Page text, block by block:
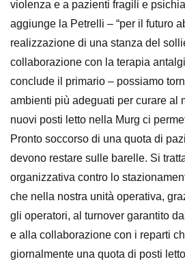
violenza e a pazienti fragili e
aggiunge la Petrelli – “per il futuro
realizzazione di una stanza del
collaborazione con la terapia
conclude il primario – possiamo
ambienti più adeguati per curare al
nuovi posti letto nella Murg ci
Pronto soccorso di una quota di
devono restare sulle barelle. Si
organizzativa contro lo
che nella nostra unità operativa,
gli operatori, al turnover garantito
e alla collaborazione con i reparti
giornalmente una quota di posti